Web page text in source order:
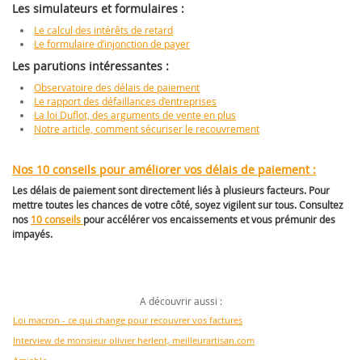
Les simulateurs et formulaires :
Le calcul des intérêts de retard
Le formulaire d’injonction de payer
Les parutions intéressantes :
Observatoire des délais de paiement
Le rapport des défaillances d’entreprises
La loi Duflot, des arguments de vente en plus
Notre article, comment sécuriser le recouvrement
Nos 10 conseils pour améliorer vos délais de paiement :
Les délais de paiement sont directement liés à plusieurs facteurs. Pour
mettre toutes les chances de votre côté, soyez vigilent sur tous. Consultez
nos 10 conseils pour accélérer vos encaissements et vous prémunir des
impayés.
A découvrir aussi :
Loi macron - ce qui change pour recouvrer vos factures
Interview de monsieur olivier herlent, meilleurartisan.com